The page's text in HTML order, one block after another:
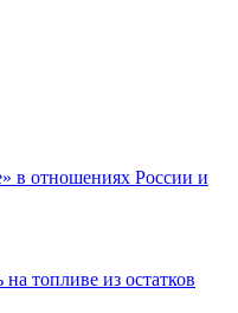
в отношениях России и
топливе из остатков